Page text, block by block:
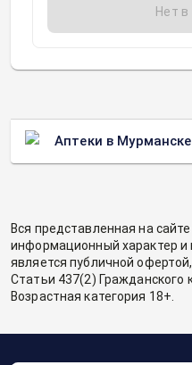
Нет
Аптеки в Мурманске
Вся представленная на
информационный характер и
является публичной
Статьи 437(2) Гражданского
Возрастная категория 18+.